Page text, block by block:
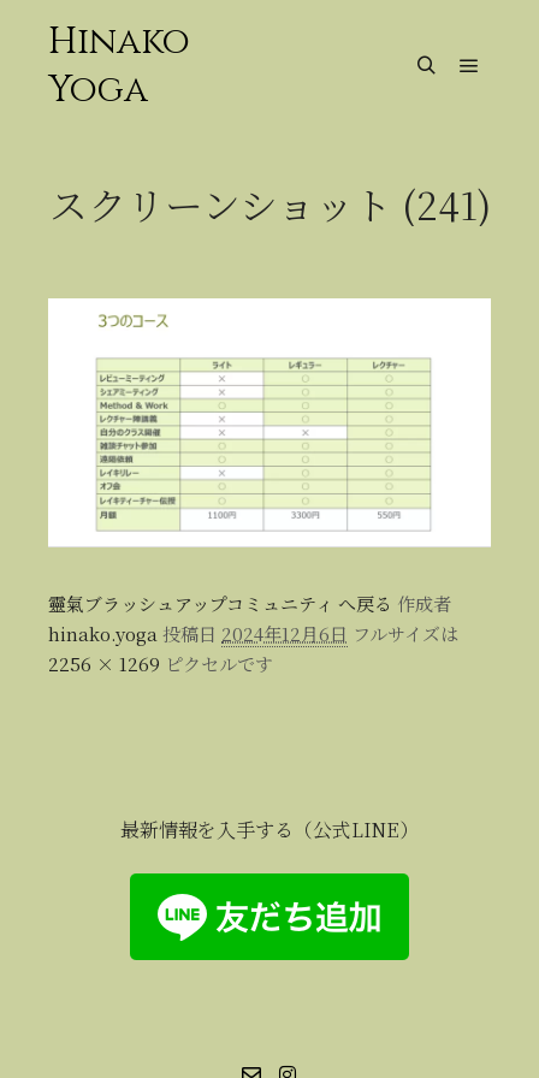
Hinako
Yoga
スクリーンショット (241)
靈氣ブラッシュアップコミュニティ へ戻る 作成者
hinako.yoga 投稿日 2024年12月6日 フルサイズは
2256 × 1269 ピクセルです
最新情報を入手する（公式LINE）